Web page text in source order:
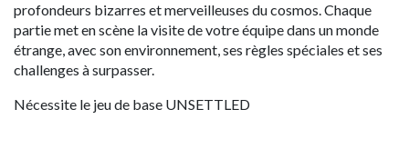
profondeurs bizarres et merveilleuses du cosmos. Chaque
partie met en scène la visite de votre équipe dans un monde
étrange, avec son environnement, ses règles spéciales et ses
challenges à surpasser.
Nécessite le jeu de base UNSETTLED